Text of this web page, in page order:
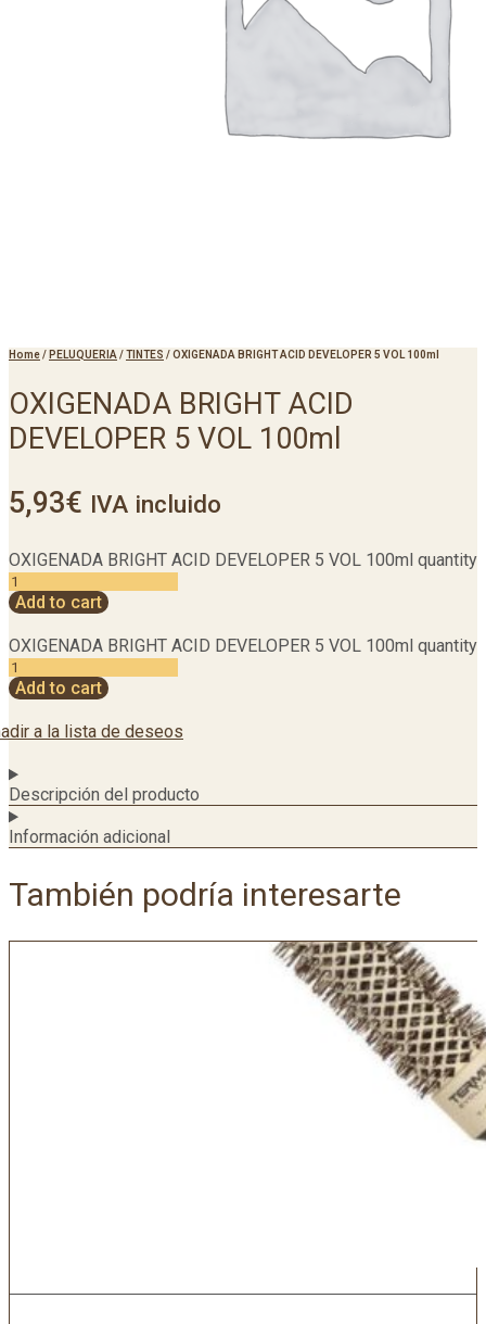
Home/ PELUQUERIA /TINTES /OXIGENADA BRIGHT ACID DEVELOPER 5 VOL 100ml
OXIGENADA BRIGHT ACID
DEVELOPER 5 VOL 100ml
5,93€ IVA incluido
OXIGENADA BRIGHT ACID DEVELOPER 5 VOL 100ml quantity
Add to cart
OXIGENADA BRIGHT ACID DEVELOPER 5 VOL 100ml quantity
Add to cart
a la lista de deseos
Descripción del producto
Información adicional
También podría interesarte